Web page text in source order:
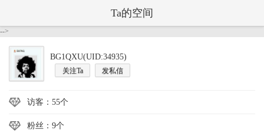
Ta的空间
-->
BG1QXU(UID:34935)
关注Ta 发私信
访客：55个
粉丝：9个